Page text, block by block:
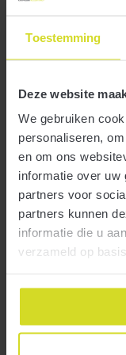
Toestemming
Deze website
We gebruiken
personaliseren,
en om ons
informatie over uw
partners voor
partners kunnen
informatie die u
verzameld op
7 mei 2026
Vanwege de inflatie is
verhoogd voor
meerdaagse
Meer